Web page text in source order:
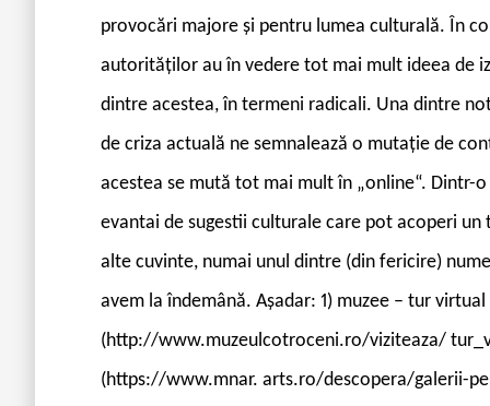
provocări majore și pentru lumea culturală. În
autorităților au în vedere tot mai mult ideea de
dintre acestea, în termeni radicali. Una dintre
de criza actuală ne semnalează o mutație de
acestea se mută tot mai mult în „online“. Dintr-
evantai de sugestii culturale care pot acoperi
alte cuvinte, numai unul dintre (din fericire)
avem la îndemână. Așadar: 1) muzee – tur
(http://www.muzeulcotroceni.ro/viziteaza/
(https://www.mnar. arts.ro/descopera/galerii-